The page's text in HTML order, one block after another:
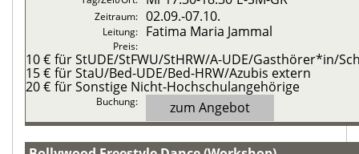
02.09.-07.10.
Fatima Maria Jammal
10 € für StUDE/StFWU/StHRW/A-UDE/Gasthörer*in/
15 € für StaU/Bed-UDE/Bed-HRW/Azubis extern
20 € für Sonstige Nicht-Hochschulangehörige
zum Angebot